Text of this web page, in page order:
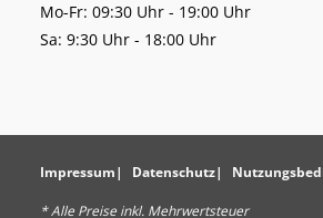
Mo-Fr: 09:30 Uhr - 19:00 Uhr
Sa: 9:30 Uhr - 18:00 Uhr
Impressum Datenschutz
* Alle Preise inkl. Mehrwertsteuer